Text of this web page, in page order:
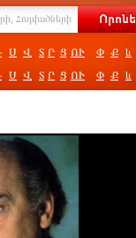
Ս Վ Տ Ր Ց ՈՒ Փ Ք և
Ս Վ Տ Ր Ց ՈՒ Փ Ք և